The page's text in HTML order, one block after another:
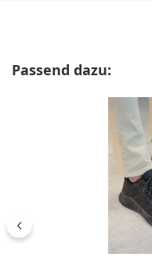
Produktgalerie überspringen
Passend dazu: